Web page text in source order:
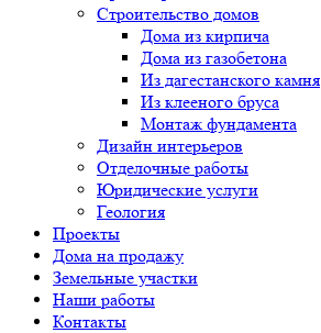
Строительство домов
Дома из кирпича
Дома из газобетона
Из дагестанского камня
Из клееного бруса
Монтаж фундамента
Дизайн интерьеров
Отделочные работы
Юридические услуги
Геология
Проекты
Дома на продажу
Земельные участки
Наши работы
Контакты